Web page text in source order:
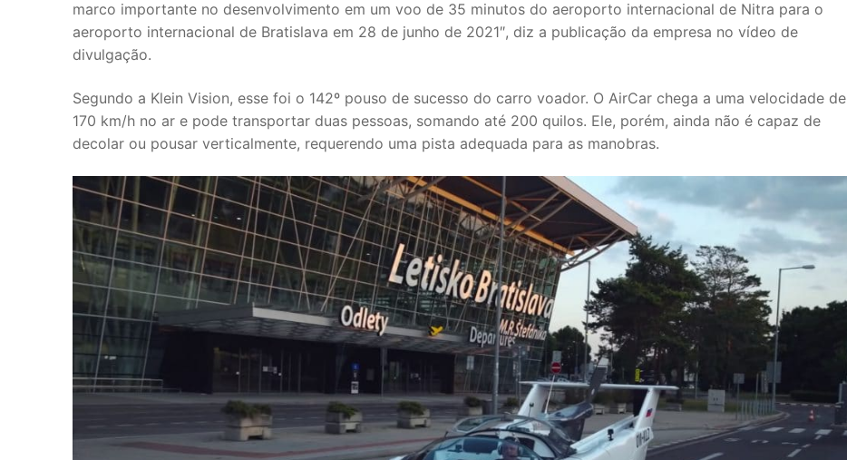
marco importante no desenvolvimento em um voo de 35 minutos do aeroporto internacional de Nitra para o
aeroporto internacional de Bratislava em 28 de junho de 2021″, diz a publicação da empresa no vídeo de
divulgação.
Segundo a Klein Vision, esse foi o 142º pouso de sucesso do carro voador. O AirCar chega a uma velocidade de
170 km/h no ar e pode transportar duas pessoas, somando até 200 quilos. Ele, porém, ainda não é capaz de
decolar ou pousar verticalmente, requerendo uma pista adequada para as manobras.